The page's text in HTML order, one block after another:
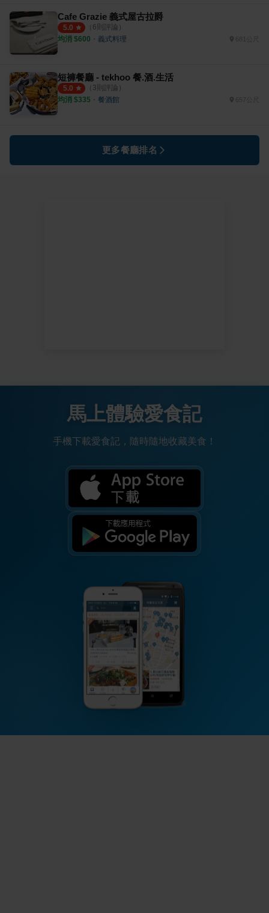
Cafe Grazie 義式屋古拉爵
5.0 （ 6則評論）
均消 $600 ・ 義式料理
短褲餐廳 - tekhoo 餐.酒.生活
5.0 （ 3則評論）
均消 $335 ・ 餐酒館 657公尺
更多餐廳排名
馬上體驗愛食記
手機下載愛食記，隨時隨地收藏美食！